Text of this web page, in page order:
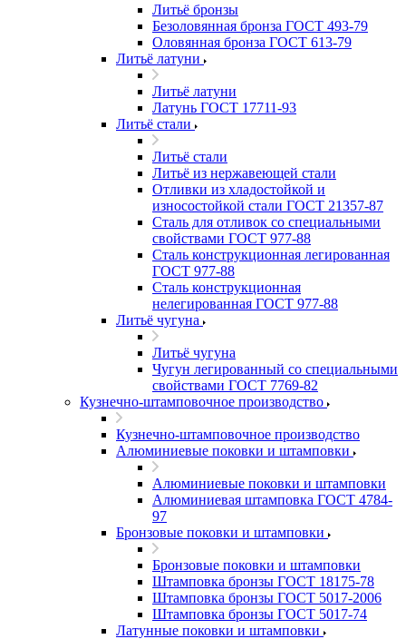
Литьё бронзы
Безоловянная бронза ГОСТ 493-79
Оловянная бронза ГОСТ 613-79
Литьё латуни
Литьё латуни
Латунь ГОСТ 17711-93
Литьё стали
Литьё стали
Литьё из нержавеющей стали
Отливки из хладостойкой и
износостойкой стали ГОСТ 21357-87
Сталь для отливок со специальными
свойствами ГОСТ 977-88
Сталь конструкционная легированная
ГОСТ 977-88
Сталь конструкционная
нелегированная ГОСТ 977-88
Литьё чугуна
Литьё чугуна
Чугун легированный со специальными
свойствами ГОСТ 7769-82
Кузнечно-штамповочное производство
Кузнечно-штамповочное производство
Алюминиевые поковки и штамповки
Алюминиевые поковки и штамповки
Алюминиевая штамповка ГОСТ 4784-
97
Бронзовые поковки и штамповки
Бронзовые поковки и штамповки
Штамповка бронзы ГОСТ 18175-78
Штамповка бронзы ГОСТ 5017-2006
Штамповка бронзы ГОСТ 5017-74
Латунные поковки и штамповки